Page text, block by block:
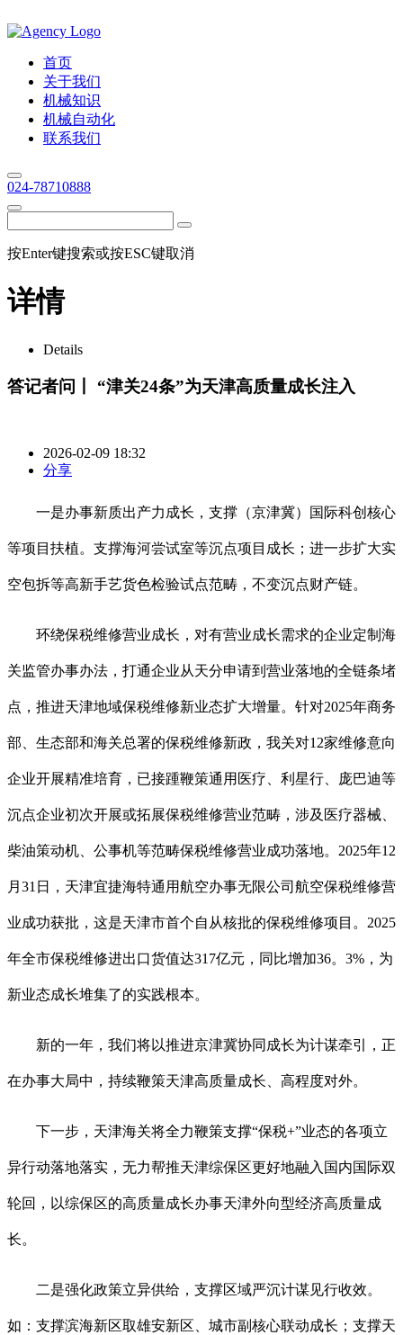
首页
关于我们
机械知识
机械自动化
联系我们
024-78710888
按Enter键搜索或按ESC键取消
详情
Details
答记者问丨 “津关24条”为天津高质量成长注入
2026-02-09 18:32
分享
一是办事新质出产力成长，支撑（京津冀）国际科创核心
等项目扶植。支撑海河尝试室等沉点项目成长；进一步扩大实
空包拆等高新手艺货色检验试点范畴，不变沉点财产链。
环绕保税维修营业成长，对有营业成长需求的企业定制海
关监管办事办法，打通企业从天分申请到营业落地的全链条堵
点，推进天津地域保税维修新业态扩大增量。针对2025年商务
部、生态部和海关总署的保税维修新政，我关对12家维修意向
企业开展精准培育，已接踵鞭策通用医疗、利星行、庞巴迪等
沉点企业初次开展或拓展保税维修营业范畴，涉及医疗器械、
柴油策动机、公事机等范畴保税维修营业成功落地。2025年12
月31日，天津宜捷海特通用航空办事无限公司航空保税维修营
业成功获批，这是天津市首个自从核批的保税维修项目。2025
年全市保税维修进出口货值达317亿元，同比增加36。3%，为
新业态成长堆集了的实践根本。
新的一年，我们将以推进京津冀协同成长为计谋牵引，正
在办事大局中，持续鞭策天津高质量成长、高程度对外。
下一步，天津海关将全力鞭策支撑“保税+”业态的各项立
异行动落地落实，无力帮推天津综保区更好地融入国内国际双
轮回，以综保区的高质量成长办事天津外向型经济高质量成
长。
二是强化政策立异供给，支撑区域严沉计谋见行收效。
如：支撑滨海新区取雄安新区、城市副核心联动成长；支撑天